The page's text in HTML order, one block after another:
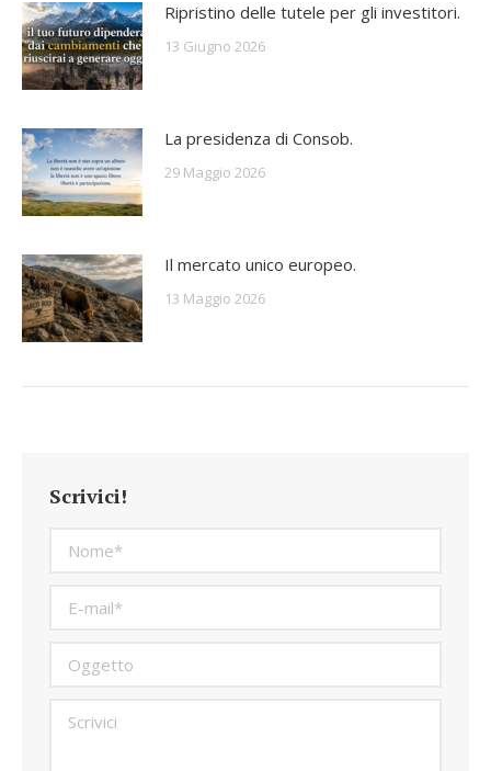
Ripristino delle tutele per gli investitori.
13 Giugno 2026
La presidenza di Consob.
29 Maggio 2026
Il mercato unico europeo.
13 Maggio 2026
Scrivici!